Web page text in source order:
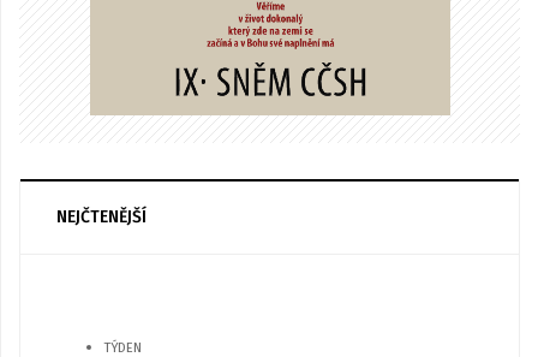
NEJČTENĚJŠÍ
TÝDEN